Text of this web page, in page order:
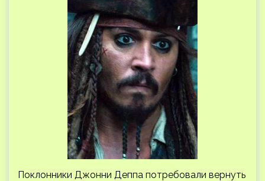
Поклонники Джонни Деппа потребовали вернуть